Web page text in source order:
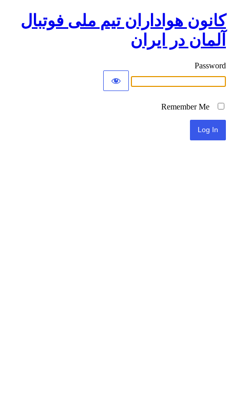
کانون هواداران تیم ملی فوتبال
آلمان در ایران
Password
Remember Me